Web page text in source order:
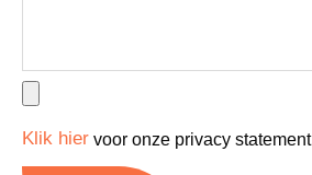
Klik hier voor onze privacy statement